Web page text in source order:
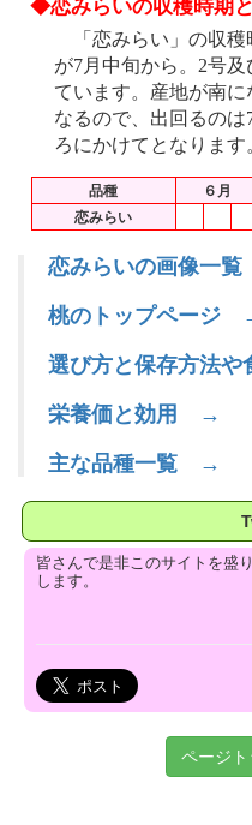
◆恋みらいの収穫時期
「恋みらい」の収穫
が7月中旬から。2号
ています。産地が南に
なるので、出回るの
ろにかけてとなります
品種 ６月
恋みらい
恋みらいの画像一
桃のトップページ
選び方と保存方法
栄養価と効用 →
主な品種一覧 →
皆さんで是非このサイトを盛
します。
ページ